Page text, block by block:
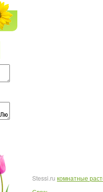
Stessi.ru комнатные